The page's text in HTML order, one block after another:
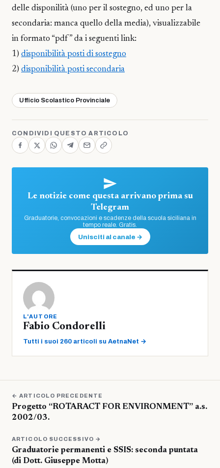
delle disponilità (uno per il sostegno, ed uno per la
secondaria: manca quello della media), visualizzabile
in formato “pdf” da i seguenti link:
1) disponibilità posti di sostegno
2) disponibilità posti secondaria
Ufficio Scolastico Provinciale
CONDIVIDI QUESTO ARTICOLO
Le notizie come questa arrivano prima su
Telegram
Graduatorie, convocazioni e scadenze della scuola siciliana in
tempo reale. Gratis.
Unisciti al canale →
L'AUTORE
Fabio Condorelli
Tutti i suoi 260 articoli su AetnaNet →
← ARTICOLO PRECEDENTE
Progetto “ROTARACT FOR ENVIRONMENT” a.s.
2002/03.
ARTICOLO SUCCESSIVO →
Graduatorie permanenti e SSIS: seconda puntata
(di Dott. Giuseppe Motta)